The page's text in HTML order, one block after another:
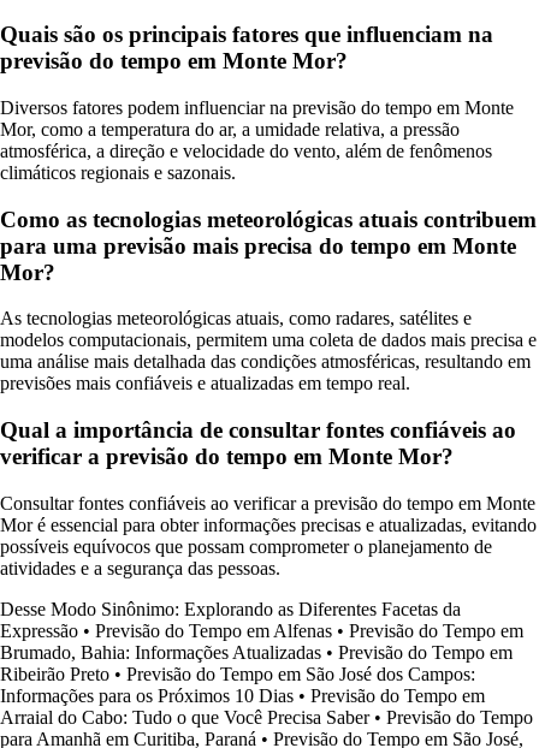
Quais são os principais fatores que influenciam na
previsão do tempo em Monte Mor?
Diversos fatores podem influenciar na previsão do tempo em Monte
Mor, como a temperatura do ar, a umidade relativa, a pressão
atmosférica, a direção e velocidade do vento, além de fenômenos
climáticos regionais e sazonais.
Como as tecnologias meteorológicas atuais contribuem
para uma previsão mais precisa do tempo em Monte
Mor?
As tecnologias meteorológicas atuais, como radares, satélites e
modelos computacionais, permitem uma coleta de dados mais precisa e
uma análise mais detalhada das condições atmosféricas, resultando em
previsões mais confiáveis e atualizadas em tempo real.
Qual a importância de consultar fontes confiáveis ao
verificar a previsão do tempo em Monte Mor?
Consultar fontes confiáveis ao verificar a previsão do tempo em Monte
Mor é essencial para obter informações precisas e atualizadas, evitando
possíveis equívocos que possam comprometer o planejamento de
atividades e a segurança das pessoas.
Desse Modo Sinônimo: Explorando as Diferentes Facetas da
Expressão • Previsão do Tempo em Alfenas • Previsão do Tempo em
Brumado, Bahia: Informações Atualizadas • Previsão do Tempo em
Ribeirão Preto • Previsão do Tempo em São José dos Campos:
Informações para os Próximos 10 Dias • Previsão do Tempo em
Arraial do Cabo: Tudo o que Você Precisa Saber• Previsão do Tempo
para Amanhã em Curitiba, Paraná • Previsão do Tempo em São José,